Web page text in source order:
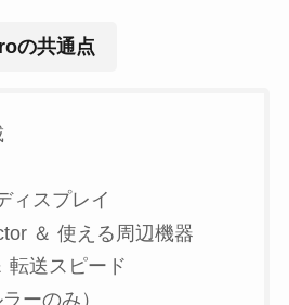
の共通点
ィスプレイ
＆ 使える周辺機器
転送スピード
ーのみ）